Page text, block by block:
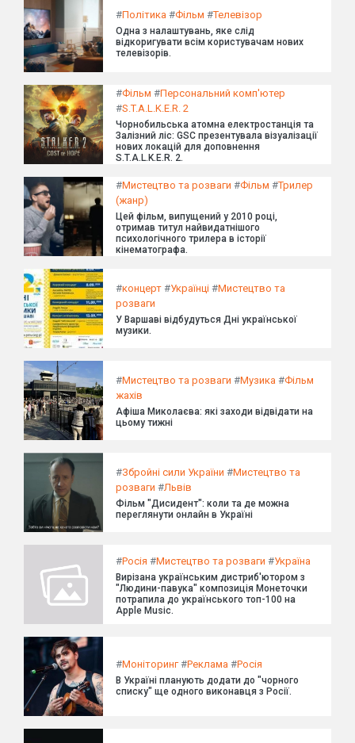
#Політика #Фільм #Телевізор
Одна з налаштувань, яке слід
відкоригувати всім користувачам нових
телевізорів.
#Фільм #Персональний комп'ютер
#S.T.A.L.K.E.R. 2
Чорнобильська атомна електростанція та
Залізний ліс: GSC презентувала візуалізації
нових локацій для доповнення
S.T.A.L.K.E.R. 2.
#Мистецтво та розваги #Фільм #Трилер
(жанр)
Цей фільм, випущений у 2010 році,
отримав титул найвидатнішого
психологічного трилера в історії
кінематографа.
#концерт #Українці #Мистецтво та
розваги
У Варшаві відбудуться Дні української
музики.
#Мистецтво та розваги #Музика #Фільм
жахів
Афіша Миколаєва: які заходи відвідати на
цьому тижні
#Збройні сили України #Мистецтво та
розваги #Львів
Фільм "Дисидент": коли та де можна
переглянути онлайн в Україні
#Росія #Мистецтво та розваги #Україна
Вирізана українським дистриб'ютором з
"Людини-павука" композиція Монеточки
потрапила до українського топ-100 на
Apple Music.
#Моніторинг#Реклама #Росія
В Україні планують додати до "чорного
списку" ще одного виконавця з Росії.